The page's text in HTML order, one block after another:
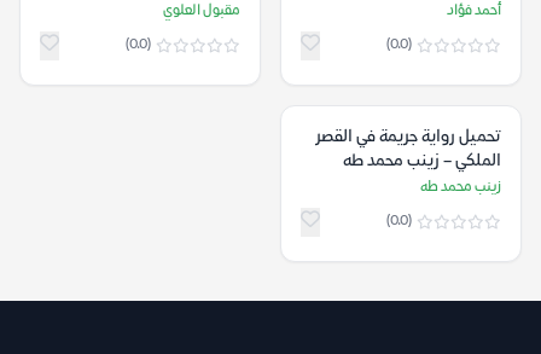
أحمد فؤاد
(0.0)
مقبول العلوي
(0.0)
تحميل رواية جريمة في القصر
الملكي – زينب محمد طه
زينب محمد طه
(0.0)